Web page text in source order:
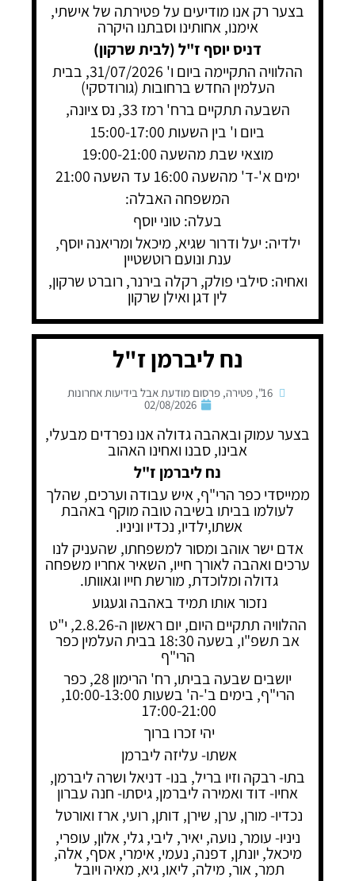
בצער רק אנו מודיעים על פטירתה של אישתי,
אימנו, אחותינו וסבתנו היקרה
דניס יוסף ז"ל (לבית שרקון)
ההלוויה התקיימה ביום ו' 31/07/2026, בבית
העלמין החדש ברחובות (גורודסקי)
השבעה תתקיים ברח' רמז 33, נס ציונה,
ביום ו' בין השעות 15:00-17:00
מוצאי שבת מהשעה 19:00-21:00
ימים א'-ד' מהשעה 16:00 עד השעה 21:00
המשפחה האבלה:
בעלה: טוני יוסף
ילדיה: יעל ודרור שגיא, מיכאל ומריאנה יוסף,
ענת ונועם רוטשטיין
ואחיה: סילבי פולק, רקלה בירנר, רוברט שרקון,
לין דגן ואילן שרקון
נח ליברמן ז"ל
16"
, פטירה, פרסום מודעת אבל בידיעות אחרונות
02/08/2026
בצער עמוק ובאהבה גדולה אנו נפרדים מבעלי,
אבינו, סבנו ואחינו האהוב
נח ליברמן ז"ל
ממייסדי כפר הרי"ף, איש עבודה וערכים, שהלך
לעולמו בביתו בשיבה טובה מוקף באהבת
אשתו,ילדיו, נכדיו וניניו.
אדם ישר אוהב ומסור למשפחתו, שהעניק לנו
ערכים ואהבה לאורך חייו, השאיר אחריו משפחה
גדולה ומלוכדת, מורשת חייו וגאוותו.
נזכור אותו תמיד באהבה וגעגוע
ההלוויה תתקיים היום, יום ראשון ה-2.8.26, י"ט
אב תשפ"ו, בשעה 18:30 בבית העלמין כפר
הרי"ף
יושבים שבעה בביתו, רח' הרימון 28, כפר
הרי"ף, בימים ב'-ה' בשעות 10:00-13:00,
17:00-21:00
יהי זכרו ברוך
אשתו- עליזה ליברמן
בתו- רבקה וזיו בריל, בנו- דניאל ושרה ליברמן,
אחיו- דוד ואמירה ליברמן, גיסתו- חנה עברון
נכדיו- מורן, ערן, שירן, דותן, רועי, ארז ואורטל
ניניו- עומר, נועה, יאיר, ליבי, גלי, אלון, עופרי,
מיכאל, יונתן, דפנה, נעמי, אימרי, אסף, אלה,
תמר, אור, מילה, ליאו, גיא, מאיה ויובל